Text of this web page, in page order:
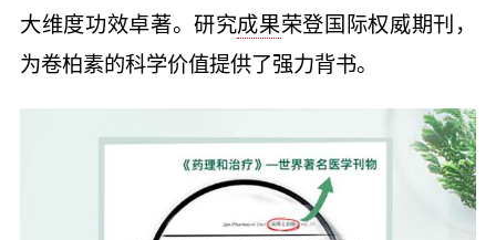
大维度功效卓著。研究成果荣登国际权威期刊，
为卷柏素的科学价值提供了强力背书。